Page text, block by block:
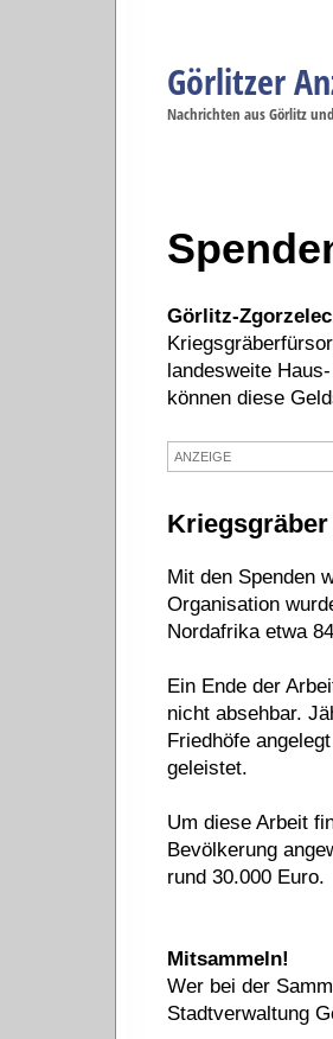
Görlitzer
Nachrichten aus Görlitz
Görlitz-
landesweite
können diese
ANZEIGE
Mit den Spenden
Organisation
Nordafrika etwa
Ein Ende der
nicht absehbar.
Friedhöfe
geleistet.
Um diese Arbeit
Bevölkerung
rund 30.000 Euro.
Mitsammeln!
Wer bei der
Stadtverwaltung